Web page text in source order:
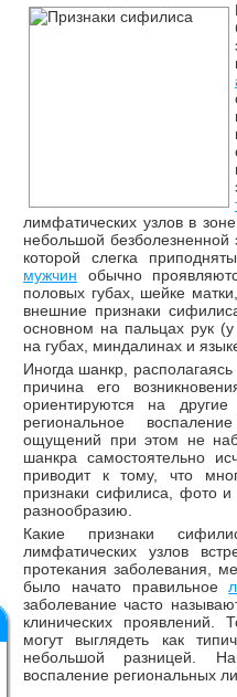
лимфатических узлов в
небольшой
которой слегка
мужчин обычно
половых губах, шейке
внешние признаки
основном на пальцах рук (у
на губах, миндалинах и
Иногда шанкр,
причина его
ориентируются на
региональное
ощущений при этом не
шанкра самостоятельно
приводит к тому, что
признаки сифилиса, фото и
разнообразию.
Какие признаки
лимфатических узлов
протекания заболевания,
было начато правильное
заболевание часто
клинических проявлений.
могут выглядеть как
небольшой разницей.
воспаление региональных